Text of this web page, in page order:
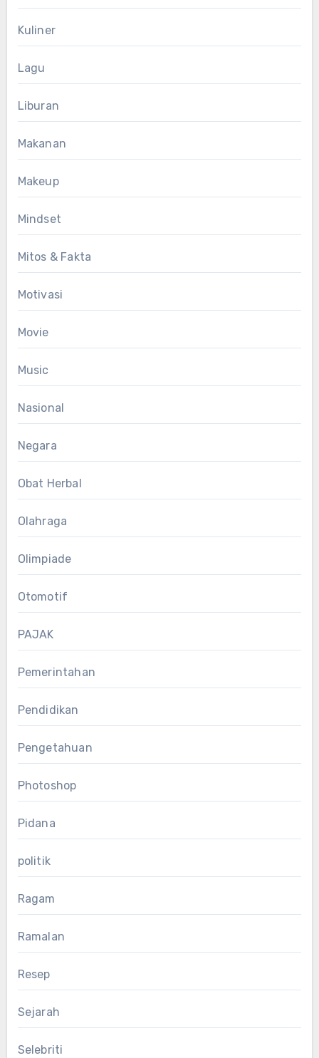
Kuliner
Lagu
Liburan
Makanan
Makeup
Mindset
Mitos & Fakta
Motivasi
Movie
Music
Nasional
Negara
Obat Herbal
Olahraga
Olimpiade
Otomotif
PAJAK
Pemerintahan
Pendidikan
Pengetahuan
Photoshop
Pidana
politik
Ragam
Ramalan
Resep
Sejarah
Selebriti